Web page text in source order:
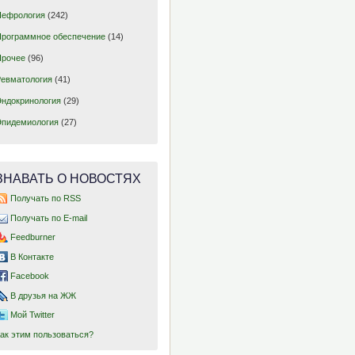
(242)
обеспечение (14)
(96)
(41)
(29)
(27)
О НОВОСТЯХ
Получать по RSS
Получать по E-mail
Feedburner
В Контакте
Facebook
В друзья на ЖЖ
Мой Twitter
этим пользоваться?